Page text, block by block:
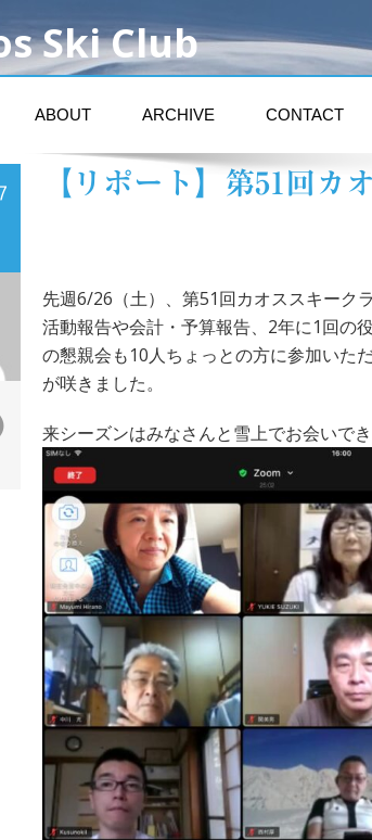
Ski Club
ABOUT ARCHIVE CONTACT
【リポート】第51回カ
先週6/26（土）、第51回カオススキーク
活動報告や会計・予算報告、2年に1回の
の懇親会も10人ちょっとの方に参加いた
が咲きました。
来シーズンはみなさんと雪上でお会いでき